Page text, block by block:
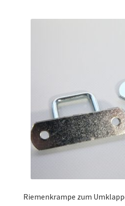
Riemenkrampe zum